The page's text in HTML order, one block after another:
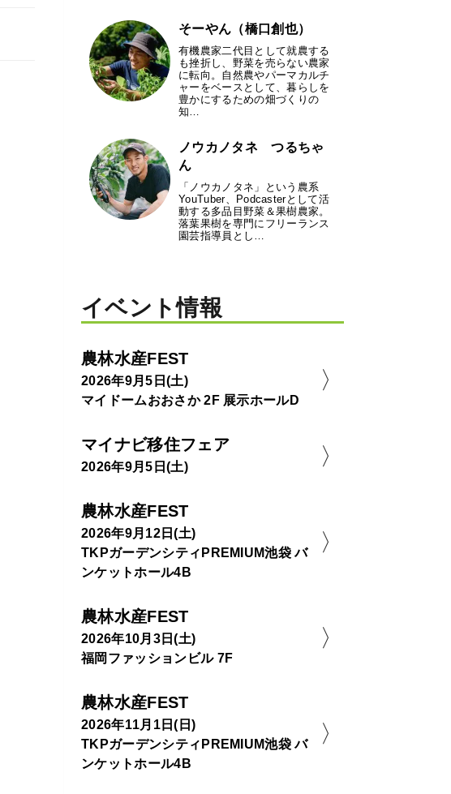
そーやん（橋口創也）
有機農家二代目として就農する
も挫折し、野菜を売らない農家
に転向。自然農やパーマカルチ
ャーをベースとして、暮らしを
豊かにするための畑づくりの
知…
ノウカノタネ つるちゃ
ん
「ノウカノタネ」という農系
YouTuber、Podcasterとして活
動する多品目野菜＆果樹農家。
落葉果樹を専門にフリーランス
園芸指導員とし…
イベント情報
農林水産FEST
2026年9月5日(土)
マイドームおおさか 2F 展示ホールD
マイナビ移住フェア
2026年9月5日(土)
農林水産FEST
2026年9月12日(土)
TKPガーデンシティPREMIUM池袋 バ
ンケットホール4B
農林水産FEST
2026年10月3日(土)
福岡ファッションビル 7F
農林水産FEST
2026年11月1日(日)
TKPガーデンシティPREMIUM池袋 バ
ンケットホール4B